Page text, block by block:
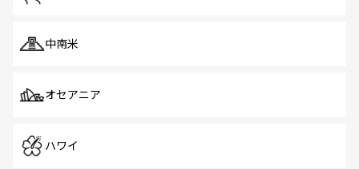
中南米
オセアニア
ハワイ